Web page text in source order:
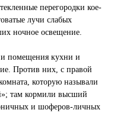
перегородки кое-
лучи слабых
ночное освещение.
и помещения кухни и
Против них, с правой
которую называли
там кормили высший
и шоферов-личных